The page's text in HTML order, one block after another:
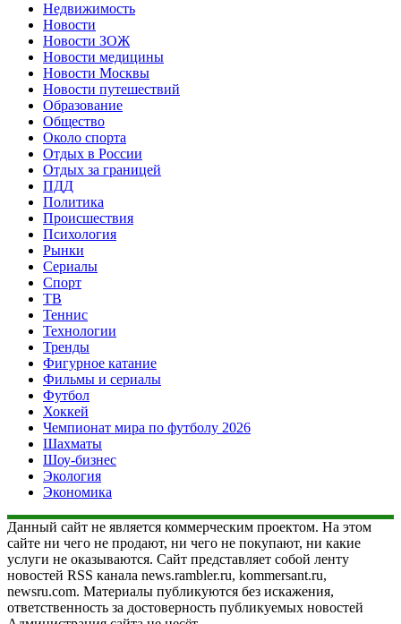
Недвижимость
Новости
Новости ЗОЖ
Новости медицины
Новости Москвы
Новости путешествий
Образование
Общество
Около спорта
Отдых в России
Отдых за границей
ПДД
Политика
Происшествия
Психология
Рынки
Сериалы
Спорт
ТВ
Теннис
Технологии
Тренды
Фигурное катание
Фильмы и сериалы
Футбол
Хоккей
Чемпионат мира по футболу 2026
Шахматы
Шоу-бизнес
Экология
Экономика
Данный сайт не является коммерческим проектом. На этом
сайте ни чего не продают, ни чего не покупают, ни какие
услуги не оказываются. Сайт представляет собой ленту
новостей RSS канала news.rambler.ru, kommersant.ru,
newsru.com. Материалы публикуются без искажения,
ответственность за достоверность публикуемых новостей